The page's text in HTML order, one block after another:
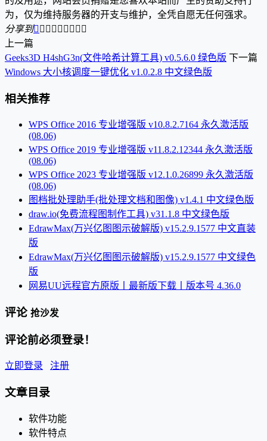
为，仅为维持服务器的开支与维护，全凭自愿无任何强求。
分享到        
上一篇
Geeks3D H4shG3n(文件哈希计算工具) v0.5.6.0 绿色版 下一篇
Windows 大小核调度一键优化 v1.0.2.8 中文绿色版
相关推荐
WPS Office 2016 专业增强版 v10.8.2.7164 永久激活版
(08.06)
WPS Office 2019 专业增强版 v11.8.2.12344 永久激活版
(08.06)
WPS Office 2023 专业增强版 v12.1.0.26899 永久激活版
(08.06)
图档批处理助手(批处理文档和图像) v1.4.1 中文绿色版
draw.io(免费流程图制作工具) v31.1.8 中文绿色版
EdrawMax(万兴亿图图示破解版) v15.2.9.1577 中文直装
版
EdrawMax(万兴亿图图示破解版) v15.2.9.1577 中文绿色
版
网易UU远程官方原版丨最新版下载丨版本号 4.36.0
评论 抢沙发
评论前必须登录！
立即登录 注册
文章目录
软件功能
软件特点